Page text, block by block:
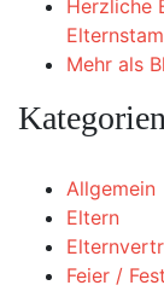
Herzliche
Mehr als
Kategorien
Allgemein
Eltern
Feier / Fest